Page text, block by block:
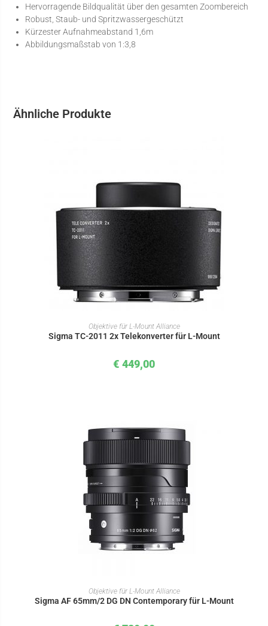
Hervorragende Bildqualität über den gesamten Zoombereich
Robust, Staub- und Spritzwassergeschützt
Kürzester Aufnahmeabstand 1,6m
Abbildungsmaßstab von 1:3,8
Ähnliche Produkte
IN DEN WARENKORB
Objektive für L-Mount Alliance
Sigma TC-2011 2x Telekonverter für L-Mount
€ 449,00
IN DEN WARENKORB
Objektive für L-Mount Alliance
Sigma AF 65mm/2 DG DN Contemporary für L-Mount